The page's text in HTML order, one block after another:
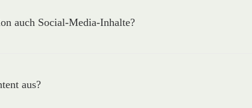
auch Social-Media-Inhalte?
aus?